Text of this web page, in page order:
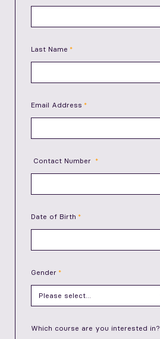
Last Name
Email Address
Contact Number
Date of Birth
Gender
Which course are you interested in?